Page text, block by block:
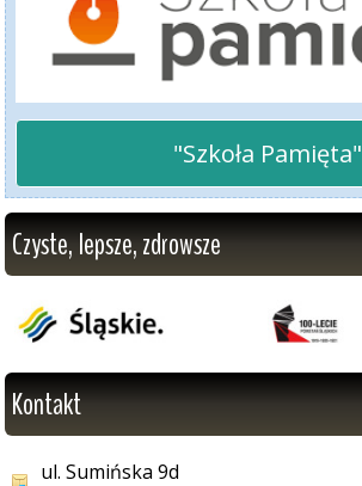
"Szkoła Pamięta"
Czyste, lepsze, zdrowsze
Kontakt
ul. Sumińska 9d